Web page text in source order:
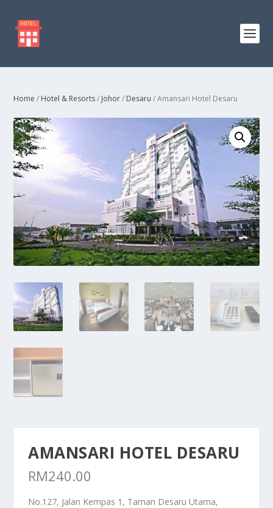
Home / Hotel & Resorts/ Johor/ Desaru / Amansari Hotel Desaru
AMANSARI HOTEL DESARU
RM240.00
No.127, Jalan Kempas 1, Taman Desaru Utama,